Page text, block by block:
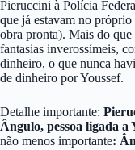
Pieruccini à Polícia
que já estavam no
obra pronta). Mais do
fantasias inverossímeis,
dinheiro, o que nunca
de dinheiro por Youssef.
Detalhe importante:
Ângulo, pessoa ligada a
não menos importante: